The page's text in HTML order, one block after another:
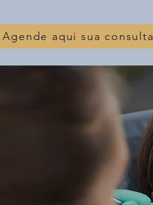
Agende aqui sua consulta